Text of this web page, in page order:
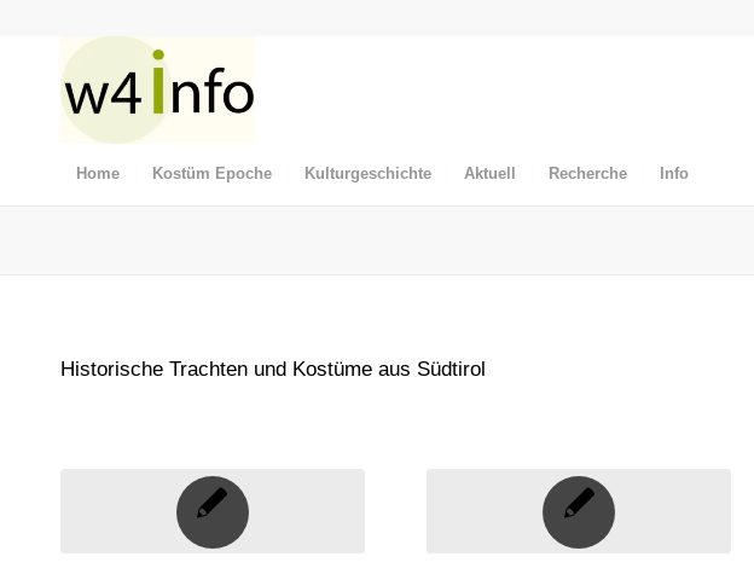
Home Kostüm Epoche Kulturgeschichte Aktuell Recherche Info
Historische Trachten und Kostüme aus Südtirol